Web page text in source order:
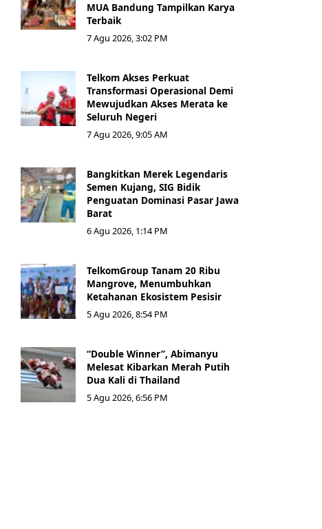
MUA Bandung Tampilkan Karya
Terbaik
7 Agu 2026, 3:02 PM
Telkom Akses Perkuat
Transformasi Operasional Demi
Mewujudkan Akses Merata ke
Seluruh Negeri
7 Agu 2026, 9:05 AM
Bangkitkan Merek Legendaris
Semen Kujang, SIG Bidik
Penguatan Dominasi Pasar Jawa
Barat
6 Agu 2026, 1:14 PM
TelkomGroup Tanam 20 Ribu
Mangrove, Menumbuhkan
Ketahanan Ekosistem Pesisir
5 Agu 2026, 8:54 PM
“Double Winner”, Abimanyu
Melesat Kibarkan Merah Putih
Dua Kali di Thailand
5 Agu 2026, 6:56 PM